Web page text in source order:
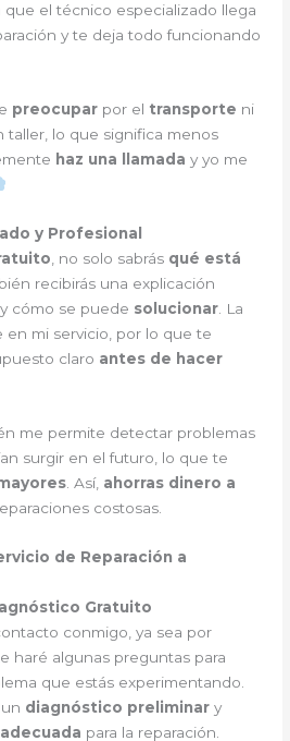
que el técnico especializado llega
y te deja todo funcionando
preocupar por el transporte ni
taller, lo que significa menos
haz una llamada y yo me
y Profesional
, no solo sabrás qué está
recibirás una explicación
cómo se puede solucionar . La
en mi servicio, por lo que te
claro antes de hacer
me permite detectar problemas
surgir en el futuro, lo que te
. Así, ahorras dinero a
costosas.
de Reparación a
Gratuito
conmigo, ya sea por
haré algunas preguntas para
que estás experimentando.
diagnóstico preliminar y
para la reparación.